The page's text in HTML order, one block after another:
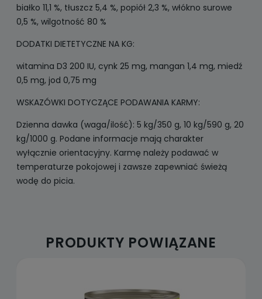
białko 11,1 %, tłuszcz 5,4 %, popiół 2,3 %, włókno surowe
0,5 %, wilgotność 80 %
DODATKI DIETETYCZNE NA KG:
witamina D3 200 IU, cynk 25 mg, mangan 1,4 mg, miedź
0,5 mg, jod 0,75 mg
WSKAZÓWKI DOTYCZĄCE PODAWANIA KARMY:
Dzienna dawka (waga/ilość): 5 kg/350 g, 10 kg/590 g, 20
kg/1000 g. Podane informacje mają charakter
wyłącznie orientacyjny. Karmę należy podawać w
temperaturze pokojowej i zawsze zapewniać świeżą
wodę do picia.
PRODUKTY POWIĄZANE